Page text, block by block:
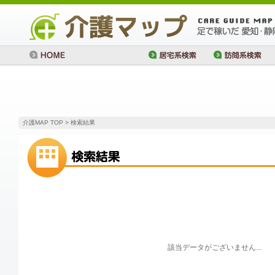
介護MAP TOP > 検索結果
該当データがございません...